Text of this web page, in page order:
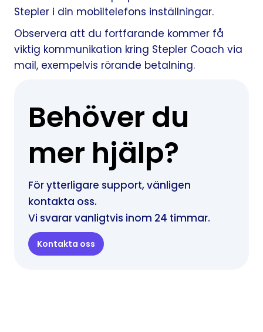
Stepler i din mobiltelefons inställningar.
Observera att du fortfarande kommer få
viktig kommunikation kring Stepler Coach via
mail, exempelvis rörande betalning.
Behöver du
mer hjälp?
För ytterligare support, vänligen
kontakta oss.
Vi svarar vanligtvis inom 24 timmar.
Kontakta oss